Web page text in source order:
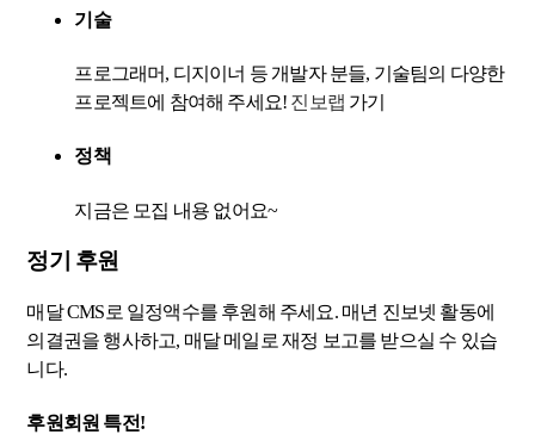
기술
프로그래머, 디지이너 등 개발자 분들, 기술팀의 다양한
프로젝트에 참여해 주세요! 진보랩 가기
정책
지금은 모집 내용 없어요~
정기 후원
매달 CMS로 일정액수를 후원해 주세요. 매년 진보넷 활동에
의결권을 행사하고, 매달 메일로 재정 보고를 받으실 수 있습
니다.
후원회원 특전!